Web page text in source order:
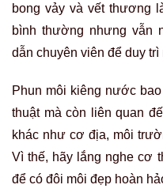
bong vảy và vết thương
bình thường nhưng vẫn
dẫn chuyên viên để duy trì
Phun môi kiêng nước
thuật mà còn liên quan
khác như cơ địa, môi
Vì thế, hãy lắng nghe cơ
để có đôi môi đẹp hoàn